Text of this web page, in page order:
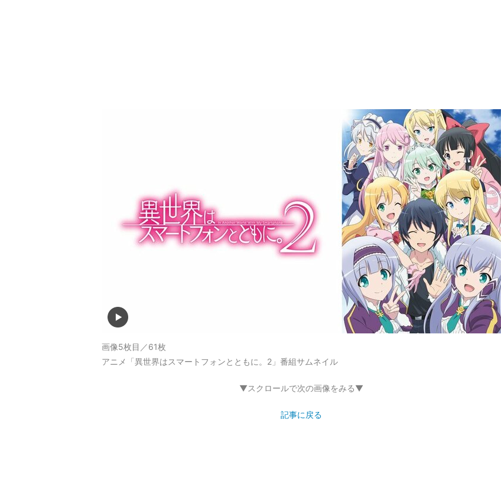
画像5枚目／61枚
アニメ「異世界はスマートフォンとともに。2」番組サムネイル
▼スクロールで次の画像をみる▼
記事に戻る